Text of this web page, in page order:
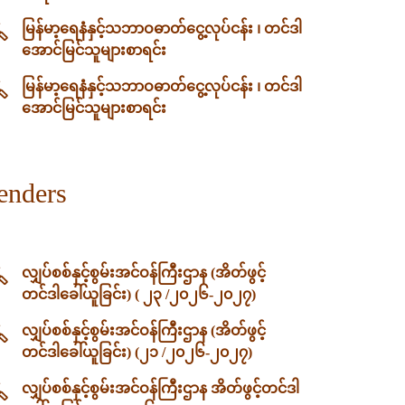
မြန်မာ့ရေနံနှင့်သဘာဝဓာတ်ငွေ့လုပ်ငန်း ၊ တင်ဒါ
အောင်မြင်သူများစာရင်း
မြန်မာ့ရေနံနှင့်သဘာဝဓာတ်ငွေ့လုပ်ငန်း ၊ တင်ဒါ
အောင်မြင်သူများစာရင်း
လျှပ်စစ်နှင့်စွမ်းအင်ဝန်ကြီးဌာန (အိတ်ဖွင့်
တင်ဒါခေါ်ယူခြင်း) ( ၂၃ /၂၀၂၆-၂၀၂၇)
လျှပ်စစ်နှင့်စွမ်းအင်ဝန်ကြီးဌာန (အိတ်ဖွင့်
တင်ဒါခေါ်ယူခြင်း) (၂၁ /၂၀၂၆-၂၀၂၇)
လျှပ်စစ်နှင့်စွမ်းအင်ဝန်ကြီးဌာန အိတ်ဖွင့်တင်ဒါ